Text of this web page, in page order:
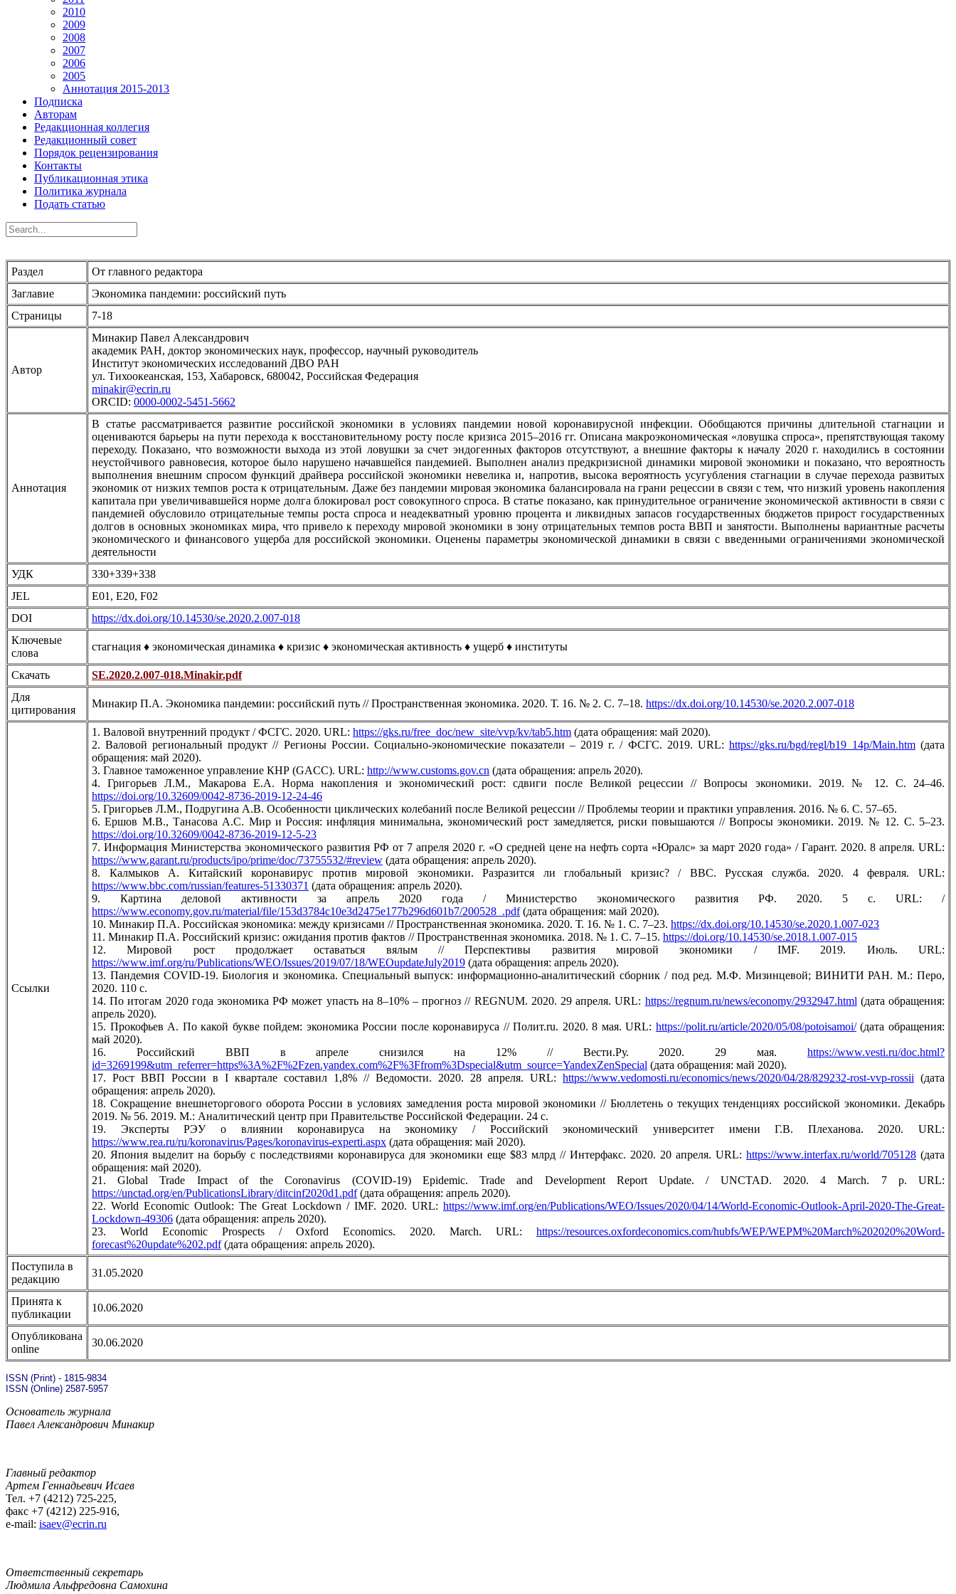
2010
2009
2008
2007
2006
2005
Аннотация 2015-2013
Подписка
Авторам
Редакционная коллегия
Редакционный совет
Порядок рецензирования
Контакты
Публикационная этика
Политика журнала
Подать статью
Раздел
От главного редактора
Заглавие
Экономика пандемии: российский путь
Страницы
7-18
Автор
Минакир Павел Александрович
академик РАН, доктор экономических наук, профессор, научный руководитель
Институт экономических исследований ДВО РАН
ул. Тихоокеанская, 153, Хабаровск, 680042, Российская Федерация
minakir@ecrin.ru
ORCID: 0000-0002-5451-5662
Аннотация
В статье рассматривается развитие российской экономики в условиях пандемии новой коронавирусной инфекции. Обобщаются причины длительной стагнации и
оцениваются барьеры на пути перехода к восстановительному росту после кризиса 2015–2016 гг. Описана макроэкономическая «ловушка спроса», препятствующая такому
переходу. Показано, что возможности выхода из этой ловушки за счет эндогенных факторов отсутствуют, а внешние факторы к началу 2020 г. находились в состоянии
неустойчивого равновесия, которое было нарушено начавшейся пандемией. Выполнен анализ предкризисной динамики мировой экономики и показано, что вероятность
выполнения внешним спросом функций драйвера российской экономики невелика и, напротив, высока вероятность усугубления стагнации в случае перехода развитых
экономик от низких темпов роста к отрицательным. Даже без пандемии мировая экономика балансировала на грани рецессии в связи с тем, что низкий уровень накопления
капитала при увеличивавшейся норме долга блокировал рост совокупного спроса. В статье показано, как принудительное ограничение экономической активности в связи с
пандемией обусловило отрицательные темпы роста спроса и неадекватный уровню процента и ликвидных запасов государственных бюджетов прирост государственных
долгов в основных экономиках мира, что привело к переходу мировой экономики в зону отрицательных темпов роста ВВП и занятости. Выполнены вариантные расчеты
экономического и финансового ущерба для российской экономики. Оценены параметры экономической динамики в связи с введенными ограничениями экономической
деятельности
УДК
330+339+338
JEL
E01, E20, F02
DOI
https://dx.doi.org/10.14530/se.2020.2.007-018
Ключевые
слова
стагнация ♦ экономическая динамика ♦ кризис ♦ экономическая активность ♦ ущерб ♦ институты
Скачать
SE.2020.2.007-018.Minakir.pdf
Для
цитирования
Минакир П.А. Экономика пандемии: российский путь // Пространственная экономика. 2020. Т. 16. № 2. С. 7–18. https://dx.doi.org/10.14530/se.2020.2.007-018
Ссылки
1. Валовой внутренний продукт / ФСГС. 2020. URL: https://gks.ru/free_doc/new_site/vvp/kv/tab5.htm (дата обращения: май 2020).
2. Валовой региональный продукт // Регионы России. Социально-экономические показатели – 2019 г. / ФСГС. 2019. URL: https://gks.ru/bgd/regl/b19_14p/Main.htm(дата
обращения: май 2020).
3. Главное таможенное управление КНР (GACC). URL: http://www.customs.gov.cn (дата обращения: апрель 2020).
4. Григорьев Л.М., Макарова Е.А. Норма накопления и экономический рост: сдвиги после Великой рецессии // Вопросы экономики. 2019. № 12. С. 24–46.
https://doi.org/10.32609/0042-8736-2019-12-24-46
5. Григорьев Л.М., Подругина А.В. Особенности циклических колебаний после Великой рецессии // Проблемы теории и практики управления. 2016. № 6. С. 57–65.
6. Ершов М.В., Танасова А.С. Мир и Россия: инфляция минимальна, экономический рост замедляется, риски повышаются // Вопросы экономики. 2019. № 12. С. 5–23.
https://doi.org/10.32609/0042-8736-2019-12-5-23
7. Информация Министерства экономического развития РФ от 7 апреля 2020 г. «О средней цене на нефть сорта «Юралс» за март 2020 года» / Гарант. 2020. 8 апреля. URL:
https://www.garant.ru/products/ipo/prime/doc/73755532/#review (дата обращения: апрель 2020).
8. Калмыков А. Китайский коронавирус против мировой экономики. Разразится ли глобальный кризис? / BBC. Русская служба. 2020. 4 февраля. URL:
https://www.bbc.com/russian/features-51330371 (дата обращения: апрель 2020).
9. Картина деловой активности за апрель 2020 года / Министерство экономического развития РФ. 2020. 5 с. URL: /
https://www.economy.gov.ru/material/file/153d3784c10e3d2475e177b296d601b7/200528_.pdf(дата обращения: май 2020).
10. Минакир П.А. Российская экономика: между кризисами // Пространственная экономика. 2020. Т. 16. № 1. С. 7–23. https://dx.doi.org/10.14530/se.2020.1.007-023
11. Минакир П.А. Российский кризис: ожидания против фактов // Пространственная экономика. 2018. № 1. С. 7–15. https://doi.org/10.14530/se.2018.1.007-015
12. Мировой рост продолжает оставаться вялым // Перспективы развития мировой экономики / IMF. 2019. Июль. URL:
https://www.imf.org/ru/Publications/WEO/Issues/2019/07/18/WEOupdateJuly2019 (дата обращения: апрель 2020).
13. Пандемия COVID-19. Биология и экономика. Специальный выпуск: информационно-аналитический сборник / под ред. М.Ф. Мизинцевой; ВИНИТИ РАН. М.: Перо,
2020. 110 с.
14. По итогам 2020 года экономика РФ может упасть на 8–10% – прогноз // REGNUM. 2020. 29 апреля. URL: https://regnum.ru/news/economy/2932947.html(дата обращения:
апрель 2020).
15. Прокофьев А. По какой букве пойдем: экономика России после коронавируса // Полит.ru. 2020. 8 мая. URL: https://polit.ru/article/2020/05/08/potoisamoi/(дата обращения:
май 2020).
16. Российский ВВП в апреле снизился на 12% // Вести.Ру. 2020. 29 мая. https://www.vesti.ru/doc.html?
id=3269199&utm_referrer=https%3A%2F%2Fzen.yandex.com%2F%3Ffrom%3Dspecial&utm_source=YandexZenSpecial (дата обращения: май 2020).
17. Рост ВВП России в I квартале составил 1,8% // Ведомости. 2020. 28 апреля. URL: https://www.vedomosti.ru/economics/news/2020/04/28/829232-rost-vvp-rossii (дата
обращения: апрель 2020).
18. Сокращение внешнеторгового оборота России в условиях замедления роста мировой экономики // Бюллетень о текущих тенденциях российской экономики. Декабрь
2019. № 56. 2019. М.: Аналитический центр при Правительстве Российской Федерации. 24 с.
19. Эксперты РЭУ о влиянии коронавируса на экономику / Российский экономический университет имени Г.В. Плеханова. 2020. URL:
https://www.rea.ru/ru/koronavirus/Pages/koronavirus-experti.aspx (дата обращения: май 2020).
20. Япония выделит на борьбу с последствиями коронавируса для экономики еще $83 млрд // Интерфакс. 2020. 20 апреля. URL: https://www.interfax.ru/world/705128 (дата
обращения: май 2020).
21. Global Trade Impact of the Coronavirus (COVID-19) Epidemic. Trade and Development Report Update. / UNCTAD. 2020. 4 March. 7 p. URL:
https://unctad.org/en/PublicationsLibrary/ditcinf2020d1.pdf(дата обращения: апрель 2020).
22. World Economic Outlook: The Great Lockdown / IMF. 2020. URL: https://www.imf.org/en/Publications/WEO/Issues/2020/04/14/World-Economic-Outlook-April-2020-The-Great-
Lockdown-49306 (дата обращения: апрель 2020).
23. World Economic Prospects / Oxford Economics. 2020. March. URL: https://resources.oxfordeconomics.com/hubfs/WEP/WEPM%20March%202020%20Word-
forecast%20update%202.pdf(дата обращения: апрель 2020).
Поступила в
редакцию
31.05.2020
Принята к
публикации
10.06.2020
Опубликована
online
30.06.2020
ISSN (Print) - 1815-9834
ISSN (Online) 2587-5957
Основатель журнала
Павел Александрович Минакир
Главный редактор
Артем Геннадьевич Исаев
Тел. +7 (4212) 725-225,
факс +7 (4212) 225-916,
e-mail: isaev@ecrin.ru
Ответственный секретарь
Людмила Альфредовна Самохина